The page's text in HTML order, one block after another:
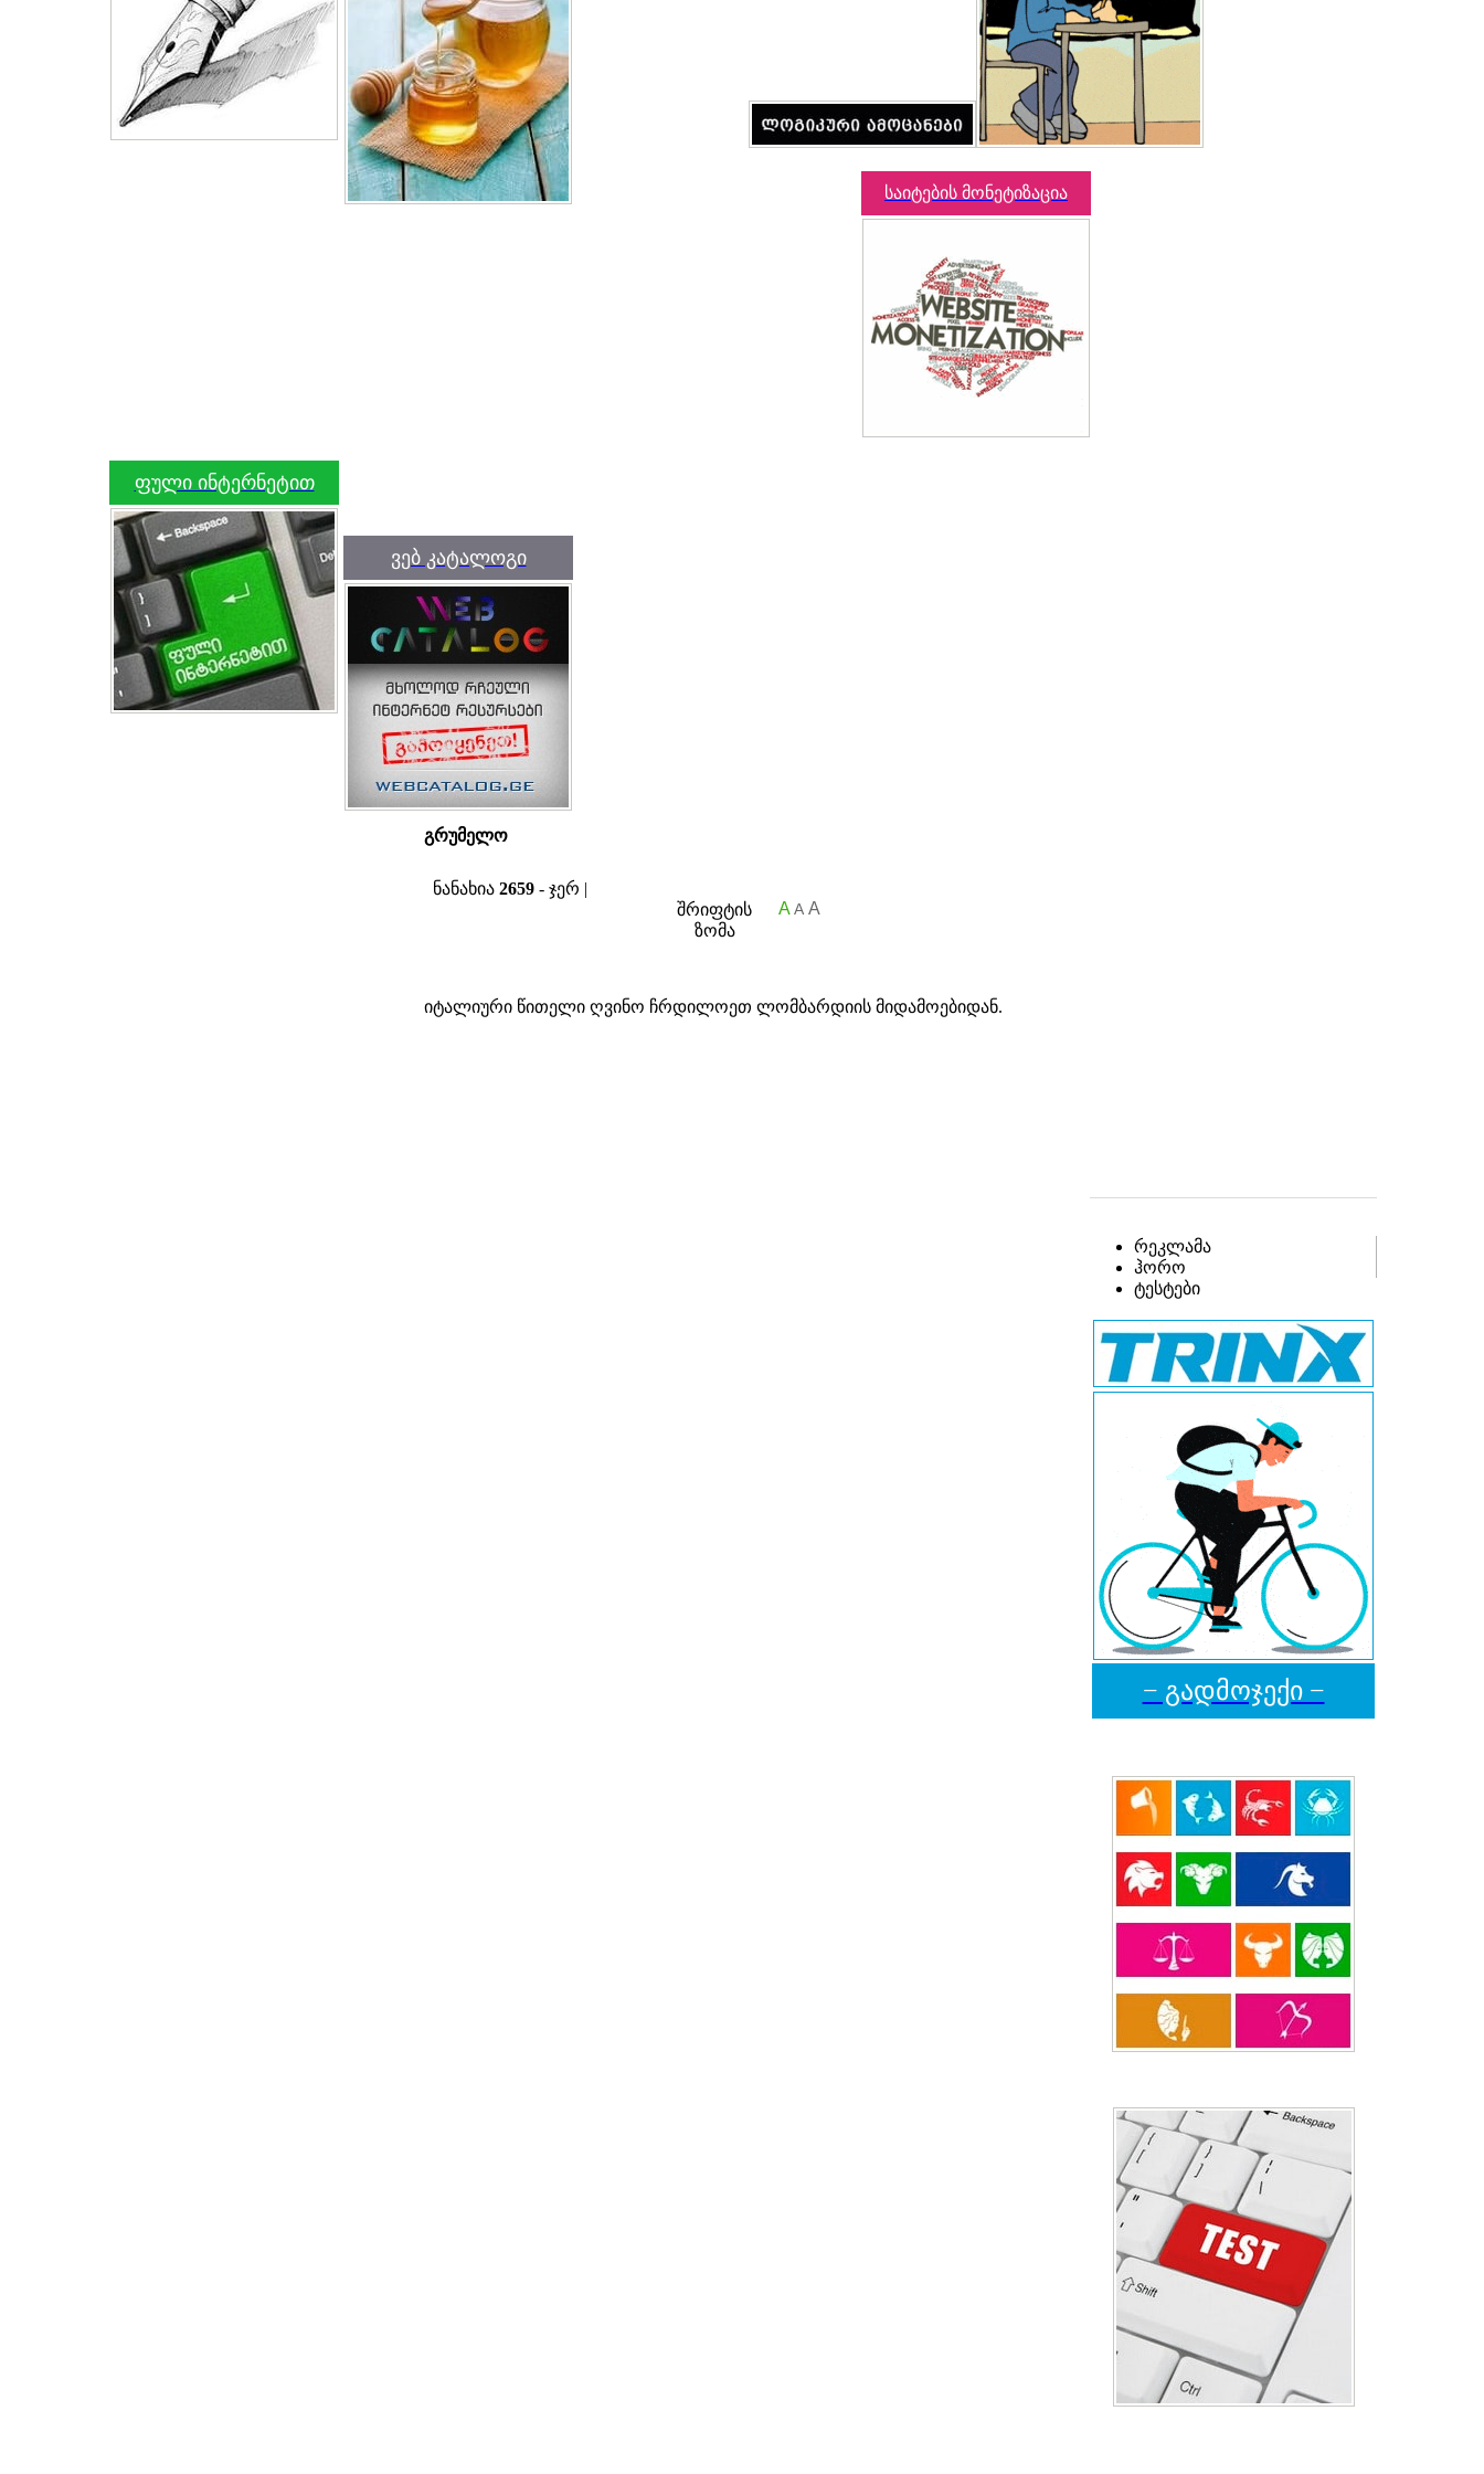
საიტების მონეტიზაცია
ფული ინტერნეტით
ვებ კატალოგი
გრუმელო
ნანახია 2659 - ჯერ |
შრიფტის
ზომა
A A A
იტალიური წითელი ღვინო ჩრდილოეთ ლომბარდიის მიდამოებიდან.
რეკლამა
ჰორო
ტესტები
− გადმოჯექი −